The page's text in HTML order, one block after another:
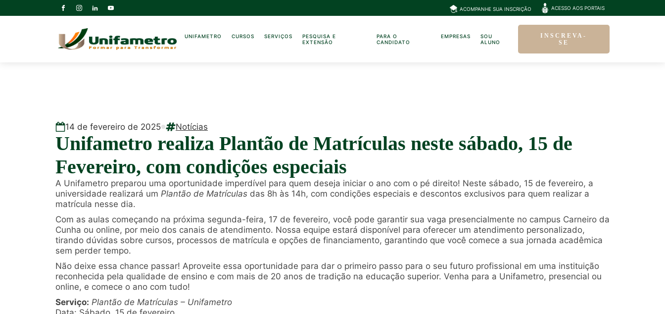
ACOMPANHE SUA INSCRIÇÃO ACESSO AOS PORTAIS
UNIFAMETRO CURSOS SERVIÇOS
PESQUISA E
EXTENSÃO
PARA O
CANDIDATO
EMPRESAS
SOU
ALUNO
INSCREVA-
SE
14 de fevereiro de 2025 Notícias
Unifametro realiza Plantão de Matrículas neste sábado, 15 de
Fevereiro, com condições especiais
A Unifametro preparou uma oportunidade imperdível para quem deseja iniciar o ano com o pé direito! Neste sábado, 15 de fevereiro, a
universidade realizará um Plantão de Matrículas das 8h às 14h, com condições especiais e descontos exclusivos para quem realizar a
matrícula nesse dia.
Com as aulas começando na próxima segunda-feira, 17 de fevereiro, você pode garantir sua vaga presencialmente no campus Carneiro da
Cunha ou online, por meio dos canais de atendimento. Nossa equipe estará disponível para oferecer um atendimento personalizado,
tirando dúvidas sobre cursos, processos de matrícula e opções de financiamento, garantindo que você comece a sua jornada acadêmica
sem perder tempo.
Não deixe essa chance passar! Aproveite essa oportunidade para dar o primeiro passo para o seu futuro profissional em uma instituição
reconhecida pela qualidade de ensino e com mais de 20 anos de tradição na educação superior. Venha para a Unifametro, presencial ou
online, e comece o ano com tudo!
Serviço: Plantão de Matrículas – Unifametro